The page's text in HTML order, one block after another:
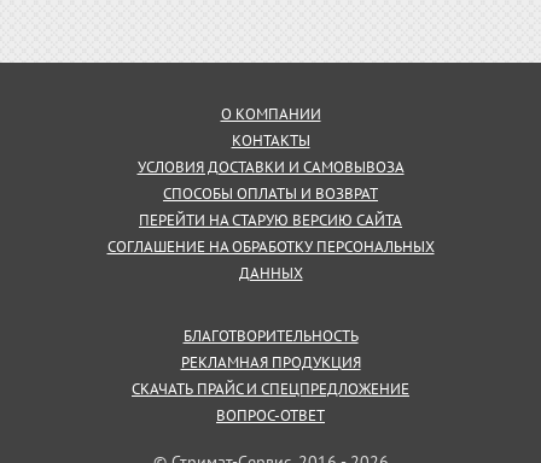
О КОМПАНИИ
КОНТАКТЫ
УСЛОВИЯ ДОСТАВКИ И САМОВЫВОЗА
СПОСОБЫ ОПЛАТЫ И ВОЗВРАТ
ПЕРЕЙТИ НА СТАРУЮ ВЕРСИЮ САЙТА
СОГЛАШЕНИЕ НА ОБРАБОТКУ ПЕРСОНАЛЬНЫХ
ДАННЫХ
БЛАГОТВОРИТЕЛЬНОСТЬ
РЕКЛАМНАЯ ПРОДУКЦИЯ
СКАЧАТЬ ПРАЙС И СПЕЦПРЕДЛОЖЕНИЕ
ВОПРОС-ОТВЕТ